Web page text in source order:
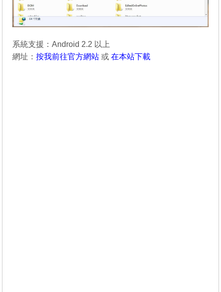
系統支援：Android 2.2 以上
網址：按我前往官方網站 或在本站下載